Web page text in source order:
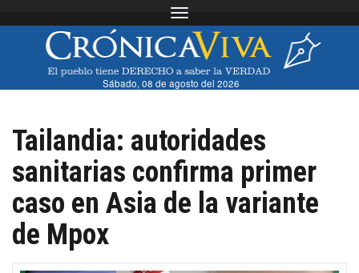
Toggle navigation
Sábado, 08 de agosto del 2026
Tailandia: autoridades
sanitarias confirma primer
caso en Asia de la variante
de Mpox